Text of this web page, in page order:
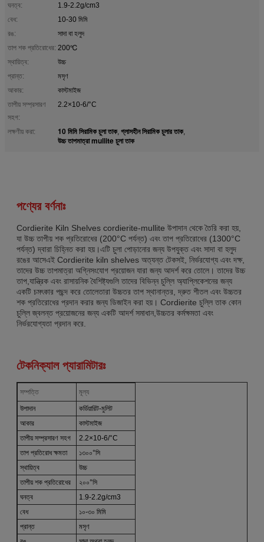
ঘনত্ব:
1.9-2.2g/cm3
বেধ:
10-30 মিমি
রঙ:
সাদা বা হলুদ
তাপ শক প্রতিরোধের: 200℃
স্থায়িত্ব:
উচ্চ
প্রান্ত:
মসৃণ
আকার:
কাস্টমাইজ
তাপীয় সম্প্রসারণ
সহগ:
2.2×10-6/°C
লক্ষণীয় করা: 10 মিমি সিরামিক চুলা তাক, গ্লাসহীন সিরামিক চুলার তাক,
উচ্চ তাপমাত্রা mullite চুলা তাক
পণ্যের বর্ণনাঃ
Cordierite Kiln Shelves cordierite-mullite উপাদান থেকে তৈরি করা হয়,
যা উচ্চ তাপীয় শক প্রতিরোধের (200°C পর্যন্ত) এবং তাপ প্রতিরোধের (1300°C
পর্যন্ত) দ্বারা চিহ্নিত করা হয়।এটি চুলা পোড়ানোর জন্য উপযুক্ত এবং সাদা বা হলুদ
রঙের আসেএই Cordierite kiln shelves অত্যন্ত টেকসই, নির্ভরযোগ্য এবং দক্ষ,
তাদের উচ্চ তাপমাত্রা অগ্নিসংযোগ প্রয়োজন যারা জন্য আদর্শ করে তোলে। তাদের উচ্চ
তাপ,যান্ত্রিক এবং রাসায়নিক বৈশিষ্ট্যগুলি তাদের বিভিন্ন চুল্লি অ্যাপ্লিকেশনের জন্য
একটি চমৎকার পছন্দ করে তোলেতারা উচ্চতর তাপ স্থানান্তর, দ্রুত শীতল এবং উচ্চতর
শক প্রতিরোধের প্রদান করার জন্য ডিজাইন করা হয়। Cordierite চুল্লি তাক কোন
চুল্লি জ্বলন্ত প্রয়োজনের জন্য একটি আদর্শ সমাধান,উচ্চতর কর্মক্ষমতা এবং
নির্ভরযোগ্যতা প্রদান করে.
টেকনিক্যাল প্যারামিটারঃ
সম্পত্তি
মূল্য
উপাদান
কর্ডিয়ারিট-মুলিট
আকার
কাস্টমাইজ
তাপীয় সম্প্রসারণ সহগ
2.2×10-6/°C
তাপ প্রতিরোধ ক্ষমতা
১৩০০°সি
স্থায়িত্ব
উচ্চ
তাপীয় শক প্রতিরোধের
২০০°সি
ঘনত্ব
1.9-2.2g/cm3
বেধ
১০-৩০ মিমি
প্রান্ত
মসৃণ